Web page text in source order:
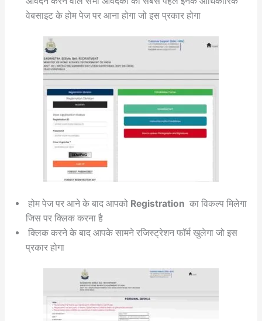
वेबसाइट के होम पेज पर आना होगा जो इस प्रकार होगा
होम पेज पर आने के बाद आपको Registration का विकल्प मिलेगा
जिस पर क्लिक करना है
क्लिक करने के बाद आपके सामने रजिस्ट्रेशन फॉर्म खुलेगा जो इस
प्रकार होगा